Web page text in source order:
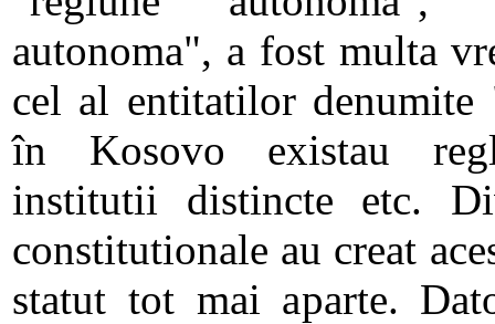
autonoma", a fost multa
cel al entitatilor
în Kosovo existau
institutii distincte etc.
constitutionale au creat
statut tot mai aparte.